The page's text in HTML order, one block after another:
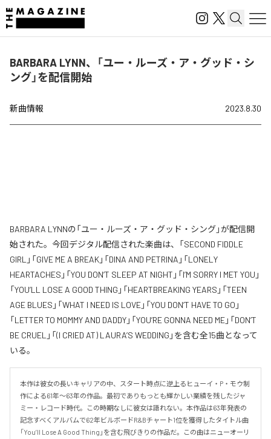
BARBARA LYNN、「ユー・ルーズ・ア・グッド・シ
ング」を配信開始
新曲情報 2023.8.30
BARBARA LYNNの「ユー・ルーズ・ア・グッド・シング」が配信開
始された。今回デジタル配信された楽曲は、「SECOND FIDDLE
GIRL」「GIVE ME A BREAK」「DINA AND PETRINA」「LONELY
HEARTACHES」「YOU DON’T SLEEP AT NIGHT」「I’M SORRY I MET YOU」
「YOU’LL LOSE A GOOD THING」「HEARTBREAKING YEARS」「TEEN
AGE BLUES」「WHAT I NEED IS LOVE」「YOU DON’T HAVE TO GO」
「LETTER TO MOMMY AND DADDY」「YOU’RE GONNA NEED ME」「DON’T
BE CRUEL」「(I CRIED AT) LAURA’S WEDDING」を含む全15曲となって
いる。
本作は彼女の長いキャリアの中、スタート時点に逆上るヒューイ・P・モウ制
作による61年～63年の作品。最初でありもっとも輝かしい業績を残したジャ
ミー・レコード時代。この時期なしに彼女は語れない。本作品は63年発表の
記念すべくアルバムで62年ビルボードR&Bチャート1位を獲得したタイトル曲
「You’ll Lose A Good Thing」を含む飛びきりの作品だ。この曲はニューオーリ